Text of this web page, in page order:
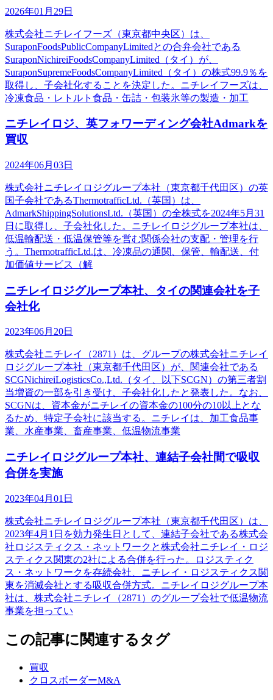
2026年01月29日
株式会社ニチレイフーズ（東京都中央区）は、
SuraponFoodsPublicCompanyLimitedとの合弁会社である
SuraponNichireiFoodsCompanyLimited（タイ）が、
SuraponSupremeFoodsCompanyLimited（タイ）の株式99.9％を
取得し、子会社化することを決定した。ニチレイフーズは、
冷凍食品・レトルト食品・缶詰・包装氷等の製造・加工
ニチレイロジ、英フォワーディング会社Admarkを
買収
2024年06月03日
株式会社ニチレイロジグループ本社（東京都千代田区）の英
国子会社であるThermotrafficLtd.（英国）は、
AdmarkShippingSolutionsLtd.（英国）の全株式を2024年5月31
日に取得し、子会社化した。ニチレイロジグループ本社は、
低温輸配送・低温保管等を営む関係会社の支配・管理を行
う。ThermotrafficLtd.は、冷凍品の通関、保管、輸配送、付
加価値サービス（解
ニチレイロジグループ本社、タイの関連会社を子
会社化
2023年06月20日
株式会社ニチレイ（2871）は、グループの株式会社ニチレイ
ロジグループ本社（東京都千代田区）が、関連会社である
SCGNichireiLogisticsCo.,Ltd.（タイ、以下SCGN）の第三者割
当増資の一部を引き受け、子会社化したと発表した。なお、
SCGNは、資本金がニチレイの資本金の100分の10以上とな
るため、特定子会社に該当する。ニチレイは、加工食品事
業、水産事業、畜産事業、低温物流事業
ニチレイロジグループ本社、連結子会社間で吸収
合併を実施
2023年04月01日
株式会社ニチレイロジグループ本社（東京都千代田区）は、
2023年4月1日を効力発生日として、連結子会社である株式会
社ロジスティクス・ネットワークと株式会社ニチレイ・ロジ
スティクス関東の2社による合併を行った。ロジスティク
ス・ネットワークを存続会社、ニチレイ・ロジスティクス関
東を消滅会社とする吸収合併方式。ニチレイロジグループ本
社は、株式会社ニチレイ（2871）のグループ会社で低温物流
事業を担ってい
この記事に関連するタグ
買収
クロスボーダーM&A